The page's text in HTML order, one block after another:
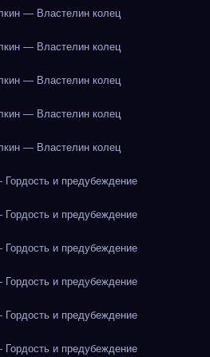
— Властелин колец
— Властелин колец
— Властелин колец
— Властелин колец
— Властелин колец
и предубеждение
и предубеждение
и предубеждение
и предубеждение
и предубеждение
и предубеждение